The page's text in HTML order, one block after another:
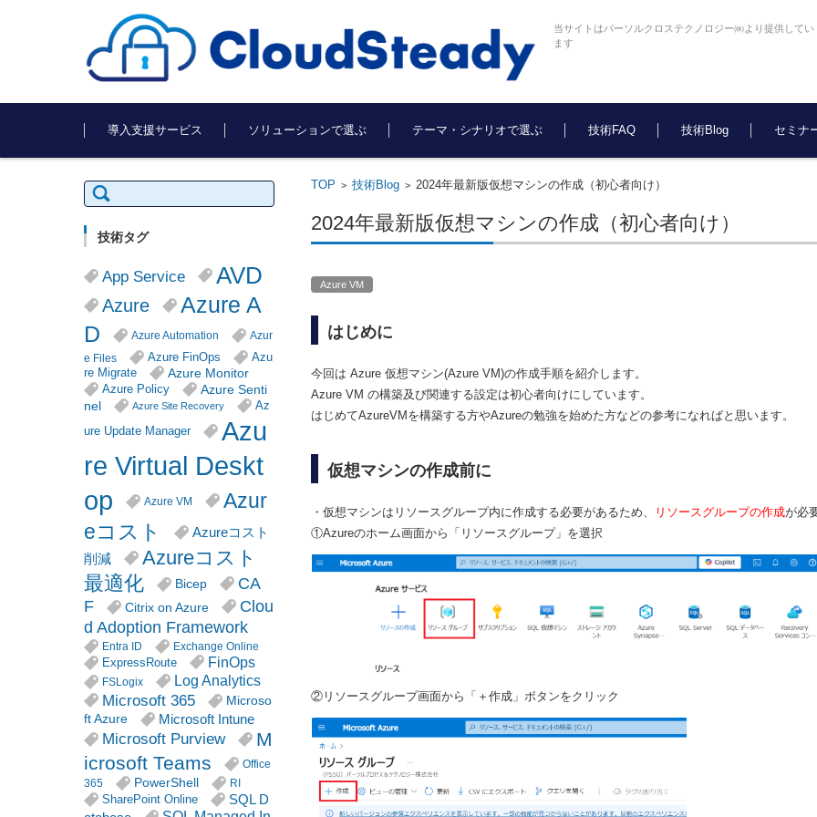
当サイトはパーソルクロステクノロジー㈱より提供してい
ます
コンテンツに移動
導入支援サービス
ソリューションで選ぶ テーマ・シナリオで選ぶ 技術FAQ 技術Blog セミナ
TOP > 技術Blog> 2024年最新版仮想マシンの作成（初心者向け）
2024年最新版仮想マシンの作成（初心者向け）
Azure VM
はじめに
今回は Azure 仮想マシン(Azure VM)の作成手順を紹介します。
Azure VM の構築及び関連する設定は初心者向けにしています。
はじめてAzureVMを構築する方やAzureの勉強を始めた方などの参考になればと思います。
仮想マシンの作成前に
・仮想マシンはリソースグループ内に作成する必要があるため、 リソースグループの作成が必
①Azureのホーム画面から「リソースグループ」を選択
②リソースグループ画面から「＋作成」ボタンをクリック
検
索:
技術タグ
App Service AVD
Azure
Azure A
D
Azure Automation
Azur
e Files
Azure FinOps
Azu
re Migrate
Azure Monitor
Azure Policy
Azure Senti
nel
Azure Site Recovery
Az
ure Update Manager
Azu
re Virtual Deskt
op
Azure VM
Azur
eコスト
Azureコスト
削減
Azureコスト
最適化
Bicep
CA
F
Citrix on Azure
Clou
d Adoption Framework
Entra ID Exchange Online
ExpressRoute FinOps
FSLogix Log Analytics
Microsoft 365
Microso
ft Azure
Microsoft Intune
Microsoft Purview
M
icrosoft Teams
Office
365
PowerShell RI
SharePoint Online
SQL D